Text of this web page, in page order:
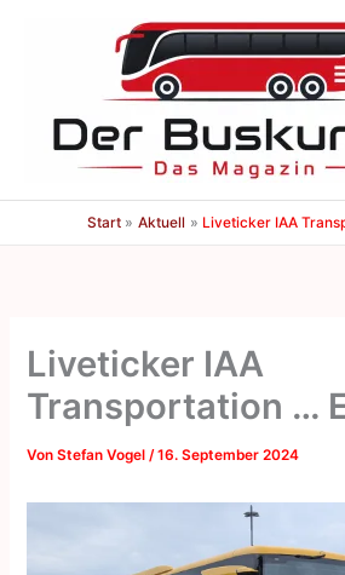
Start Aktuell Liveticker IAA
Liveticker IAA
Transportation …
VonStefan Vogel/16. September 2024